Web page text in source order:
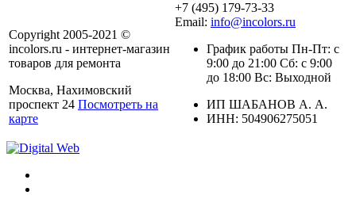
Copyright 2005-2021 ©
incolors.ru - интернет-магазин
товаров для ремонта
Москва, Нахимовский
проспект 24 Посмотреть на
карте
+7 (495) 179-73-33
Email: info@incolors.ru
График работы Пн-Пт: с
9:00 до 21:00 Сб: с 9:00
до 18:00 Вс: Выходной
ИП ШАБАНОВ А. А.
ИНН: 504906275051